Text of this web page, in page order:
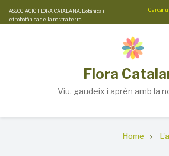
Skip
to
ASSOCIACIÓ FLORA CATALANA. Botànica i
etnobotànica de la nostra terra.
Cercar
Flora
Viu, gaudeix i aprèn amb la
Home